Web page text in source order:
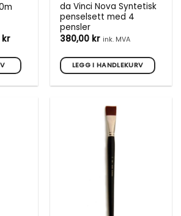
krPrisområde:
163,00 kr
da Vinci Nova Syntetisk
penselsett med 4
pensler
380,00 kr ink. MVA
LEGG I HANDLEKURV